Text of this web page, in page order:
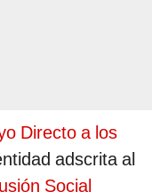
Directo a los
adscrita al
Social